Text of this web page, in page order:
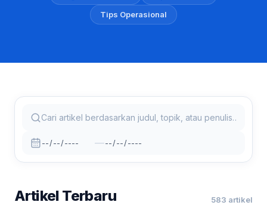
Tips Operasional
—
Artikel Terbaru 583 artikel